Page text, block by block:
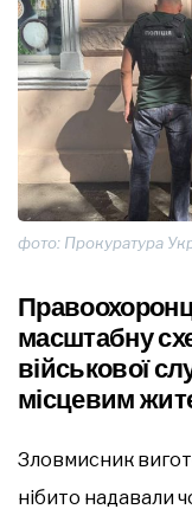
фото: Прокуратура
масштабну
військової
місцевим
Зловмисник
нібито надавали